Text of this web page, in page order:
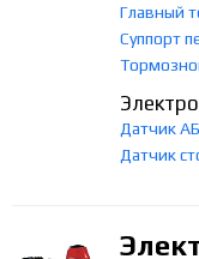
Главный
Суппорт
Датчик
Датчик